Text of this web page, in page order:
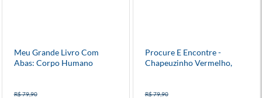
Meu Grande Livro Com
Abas: Corpo Humano
R$ 79,90
Procure E Encontre -
Chapeuzinho Vermelho,
R$ 79,90